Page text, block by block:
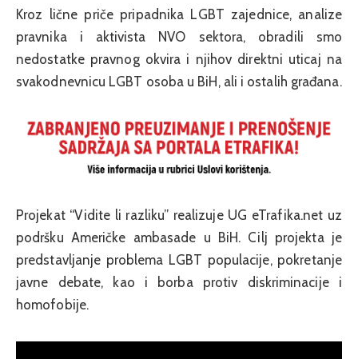
Kroz lične priče pripadnika LGBT zajednice, analize
pravnika i aktivista NVO sektora, obradili smo
nedostatke pravnog okvira i njihov direktni uticaj na
svakodnevnicu LGBT osoba u BiH, ali i ostalih građana.
Projekat “Vidite li razliku” realizuje UG eTrafika.net uz
podršku Američke ambasade u BiH. Cilj projekta je
predstavljanje problema LGBT populacije, pokretanje
javne debate, kao i borba protiv diskriminacije i
homofobije.